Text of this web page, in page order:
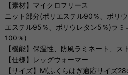
【素材】マイクロフリース
ニット部分(ポリエステル90％、ポリ
エステル95％、ポリウレタン5％)ラミ
100％)
【機能】保温性、防風ラミネート、
【仕様】レッグウォーマー
【サイズ】M(ふくらはぎ適応サイズ